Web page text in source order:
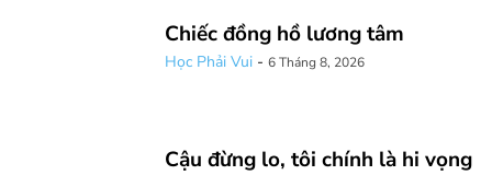
Chiếc đồng hồ lương tâm
Học Phải Vui - 6 Tháng 8, 2026
Cậu đừng lo, tôi chính là hi vọng